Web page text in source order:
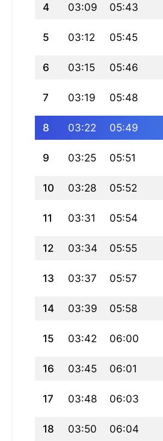
4 03:09 05:43
5 03:12 05:45
6 03:15 05:46
7 03:19 05:48
8 03:22 05:49
9 03:25 05:51
10 03:28 05:52
11 03:31 05:54
12 03:34 05:55
13 03:37 05:57
14 03:39 05:58
15 03:42 06:00
16 03:45 06:01
17 03:48 06:03
18 03:50 06:04